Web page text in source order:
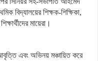
বিদ্যালয়ের শিক্ষক-শিক্ষিকা,
মায়েরা।
এবং অভিনয় মঞ্চায়িত করে